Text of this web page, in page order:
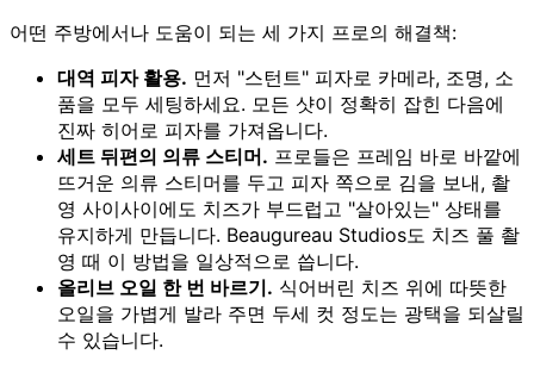
어떤 주방에서나 도움이 되는 세 가지 프로의 해결책:
대역 피자 활용. 먼저 "스턴트" 피자로 카메라, 조명, 소
품을 모두 세팅하세요. 모든 샷이 정확히 잡힌 다음에
진짜 히어로 피자를 가져옵니다.
세트 뒤편의 의류 스티머. 프로들은 프레임 바로 바깥에
뜨거운 의류 스티머를 두고 피자 쪽으로 김을 보내, 촬
영 사이사이에도 치즈가 부드럽고 "살아있는" 상태를
유지하게 만듭니다. Beaugureau Studios도 치즈 풀 촬
영 때 이 방법을 일상적으로 씁니다.
올리브 오일 한 번 바르기. 식어버린 치즈 위에 따뜻한
오일을 가볍게 발라 주면 두세 컷 정도는 광택을 되살릴
수 있습니다.